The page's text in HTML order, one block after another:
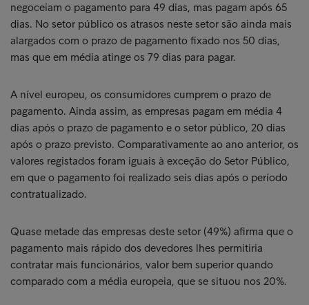
negoceiam o pagamento para 49 dias, mas pagam após 65
dias. No setor público os atrasos neste setor são ainda mais
alargados com o prazo de pagamento fixado nos 50 dias,
mas que em média atinge os 79 dias para pagar.
A nível europeu, os consumidores cumprem o prazo de
pagamento. Ainda assim, as empresas pagam em média 4
dias após o prazo de pagamento e o setor público, 20 dias
após o prazo previsto. Comparativamente ao ano anterior, os
valores registados foram iguais à exceção do Setor Público,
em que o pagamento foi realizado seis dias após o período
contratualizado.
Quase metade das empresas deste setor (49%) afirma que o
pagamento mais rápido dos devedores lhes permitiria
contratar mais funcionários, valor bem superior quando
comparado com a média europeia, que se situou nos 20%.